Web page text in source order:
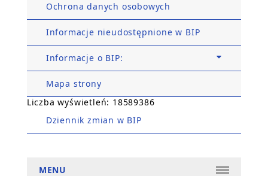
Ochrona danych osobowych
Informacje nieudostępnione w BIP
Informacje o BIP:
Mapa strony
Liczba wyświetleń: 18589386
Dziennik zmian w BIP
MENU